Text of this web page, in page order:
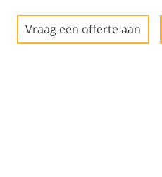
Vraag een offerte aan